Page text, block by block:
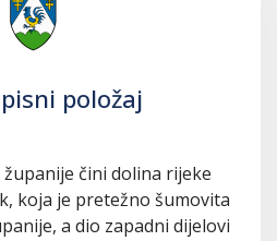
položaj
čini dolina rijeke
koja je pretežno šumovita
a dio zapadni dijelovi